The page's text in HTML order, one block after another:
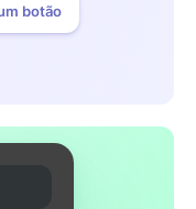
botão